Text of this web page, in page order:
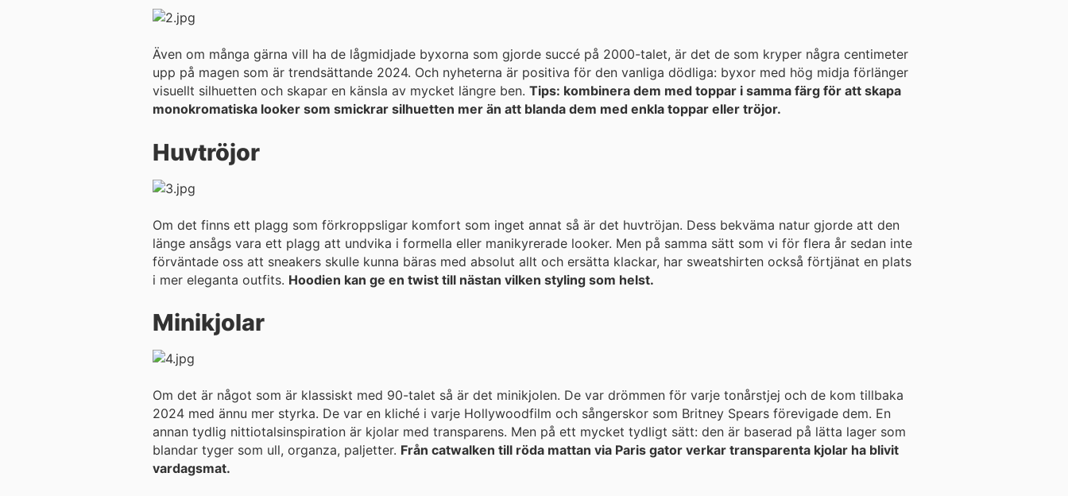
Även om många gärna vill ha de lågmidjade byxorna som gjorde succé på 2000-talet, är det de som kryper några centimeter
upp på magen som är trendsättande 2024. Och nyheterna är positiva för den vanliga dödliga: byxor med hög midja förlänger
visuellt silhuetten och skapar en känsla av mycket längre ben. Tips: kombinera dem med toppar i samma färg för att skapa
monokromatiska looker som smickrar silhuetten mer än att blanda dem med enkla toppar eller tröjor.
Huvtröjor
Om det finns ett plagg som förkroppsligar komfort som inget annat så är det huvtröjan. Dess bekväma natur gjorde att den
länge ansågs vara ett plagg att undvika i formella eller manikyrerade looker. Men på samma sätt som vi för flera år sedan inte
förväntade oss att sneakers skulle kunna bäras med absolut allt och ersätta klackar, har sweatshirten också förtjänat en plats
i mer eleganta outfits. Hoodien kan ge en twist till nästan vilken styling som helst.
Minikjolar
Om det är något som är klassiskt med 90-talet så är det minikjolen. De var drömmen för varje tonårstjej och de kom tillbaka
2024 med ännu mer styrka. De var en kliché i varje Hollywoodfilm och sångerskor som Britney Spears förevigade dem. En
annan tydlig nittiotalsinspiration är kjolar med transparens. Men på ett mycket tydligt sätt: den är baserad på lätta lager som
blandar tyger som ull, organza, paljetter. Från catwalken till röda mattan via Paris gator verkar transparenta kjolar ha blivit
vardagsmat.